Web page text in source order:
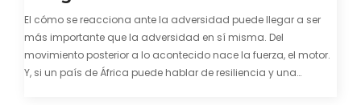
El cómo se reacciona ante la adversidad puede llegar a ser
más importante que la adversidad en sí misma. Del
movimiento posterior a lo acontecido nace la fuerza, el motor.
Y, si un país de África puede hablar de resiliencia y una